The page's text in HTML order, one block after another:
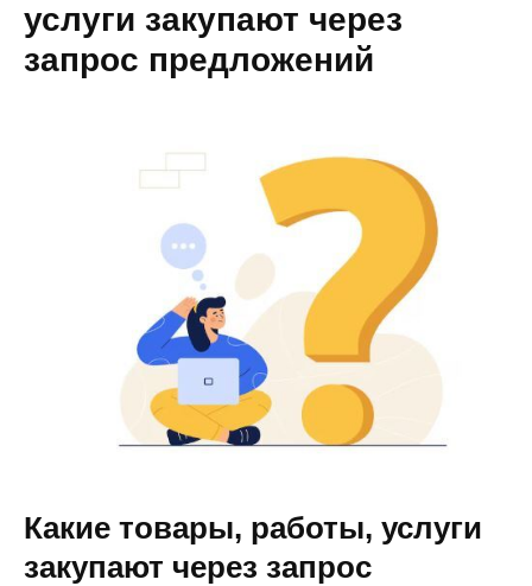
услуги закупают через
запрос предложений
Какие товары, работы, услуги
закупают через запрос